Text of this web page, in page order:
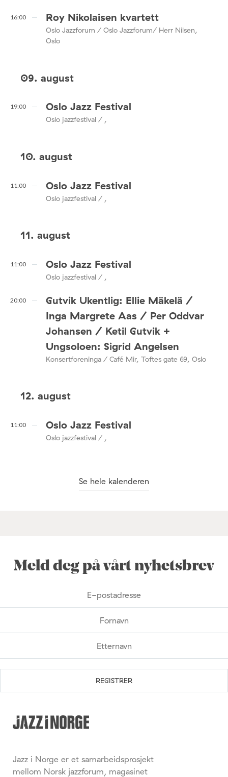
16:00 Roy Nikolaisen kvartett
Oslo Jazzforum / Oslo Jazzforum/ Herr Nilsen,
Oslo
09. august
19:00 Oslo Jazz Festival
Oslo jazzfestival / ,
10. august
11:00 Oslo Jazz Festival
Oslo jazzfestival / ,
11. august
11:00 Oslo Jazz Festival
Oslo jazzfestival / ,
20:00
Gutvik Ukentlig: Ellie Mäkelä /
Inga Margrete Aas / Per Oddvar
Johansen / Ketil Gutvik +
Ungsoloen: Sigrid Angelsen
Konsertforeninga / Café Mir, Toftes gate 69, Oslo
12. august
11:00 Oslo Jazz Festival
Oslo jazzfestival / ,
Se hele kalenderen
Meld deg på vårt nyhetsbrev
Jazz i Norge er et samarbeidsprosjekt
mellom Norsk jazzforum, magasinet